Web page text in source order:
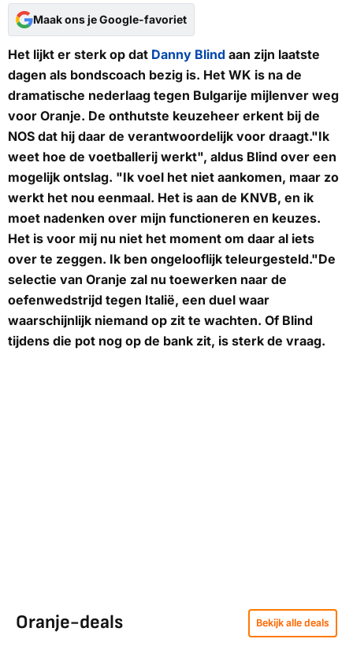
Maak ons je Google-favoriet
Het lijkt er sterk op dat Danny Blind aan zijn laatste
dagen als bondscoach bezig is. Het WK is na de
dramatische nederlaag tegen Bulgarije mijlenver weg
voor Oranje. De onthutste keuzeheer erkent bij de
NOS dat hij daar de verantwoordelijk voor draagt."Ik
weet hoe de voetballerij werkt", aldus Blind over een
mogelijk ontslag. "Ik voel het niet aankomen, maar zo
werkt het nou eenmaal. Het is aan de KNVB, en ik
moet nadenken over mijn functioneren en keuzes.
Het is voor mij nu niet het moment om daar al iets
over te zeggen. Ik ben ongelooflijk teleurgesteld."De
selectie van Oranje zal nu toewerken naar de
oefenwedstrijd tegen Italië, een duel waar
waarschijnlijk niemand op zit te wachten. Of Blind
tijdens die pot nog op de bank zit, is sterk de vraag.
Oranje-deals Bekijk alle deals